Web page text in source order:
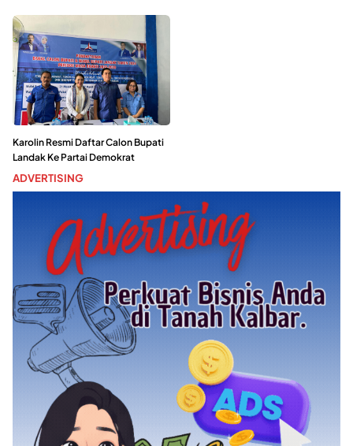
Karolin Resmi Daftar Calon Bupati
Landak Ke Partai Demokrat
ADVERTISING